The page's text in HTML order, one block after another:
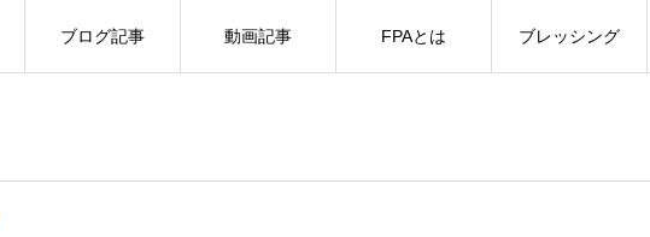
ブログ記事 動画記事 FPAとは ブレッシング